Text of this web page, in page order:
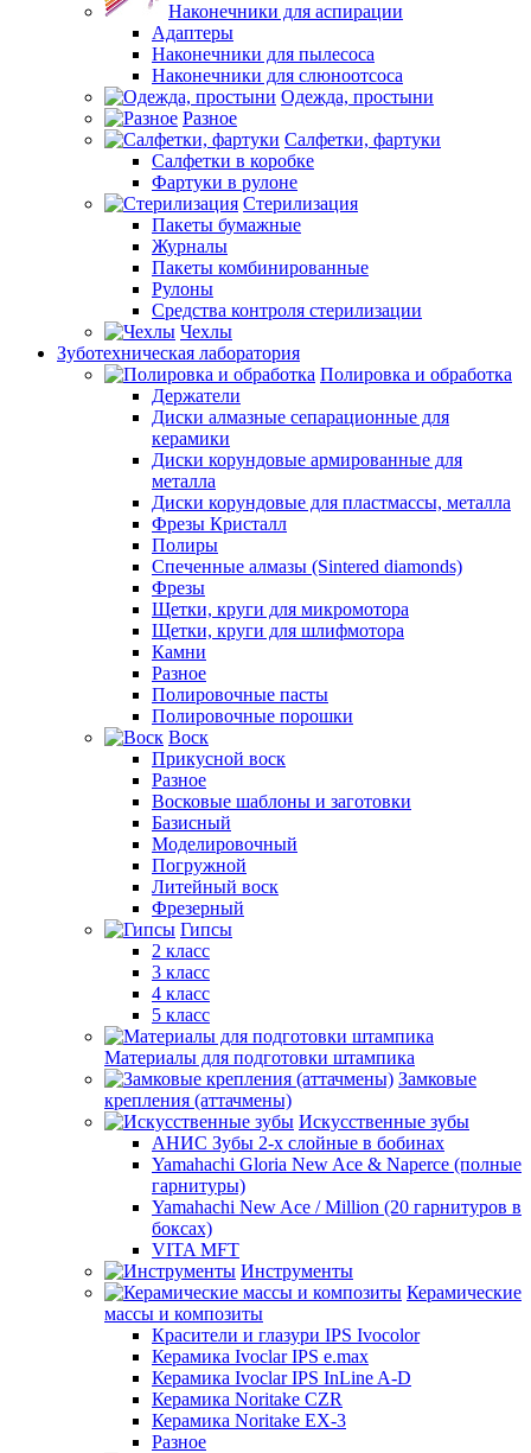
Наконечники для аспирации
Адаптеры
Наконечники для пылесоса
Наконечники для слюноотсоса
Одежда, простыни
Разное
Салфетки, фартуки
Салфетки в коробке
Фартуки в рулоне
Стерилизация
Пакеты бумажные
Журналы
Пакеты комбинированные
Рулоны
Средства контроля стерилизации
Чехлы
Зуботехническая лаборатория
Полировка и обработка
Держатели
Диски алмазные сепарационные для
керамики
Диски корундовые армированные для
металла
Диски корундовые для пластмассы, металла
Фрезы Кристалл
Полиры
Спеченные алмазы (Sintered diamonds)
Фрезы
Щетки, круги для микромотора
Щетки, круги для шлифмотора
Камни
Разное
Полировочные пасты
Полировочные порошки
Воск
Прикусной воск
Разное
Восковые шаблоны и заготовки
Базисный
Моделировочный
Погружной
Литейный воск
Фрезерный
Гипсы
2 класс
3 класс
4 класс
5 класс
Материалы для подготовки штампика
Замковые
крепления (аттачмены)
Искусственные зубы
АНИС Зубы 2-х слойные в бобинах
Yamahachi Gloria New Ace & Naperce (полные
гарнитуры)
Yamahachi New Ace / Million (20 гарнитуров в
боксах)
VITA MFT
Инструменты
Керамические
массы и композиты
Красители и глазури IPS Ivocolor
Керамика Ivoclar IPS e.max
Керамика Ivoclar IPS InLine A-D
Керамика Noritake CZR
Керамика Noritake EX-3
Разное